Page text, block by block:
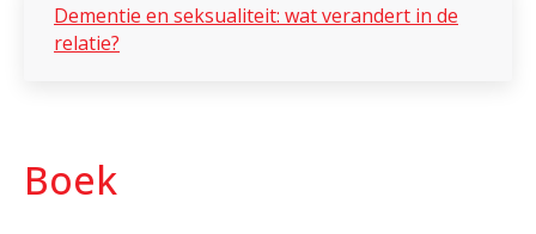
Dementie en seksualiteit: wat verandert in de
relatie?
Boek